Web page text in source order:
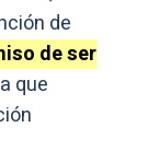
de
de ser
que